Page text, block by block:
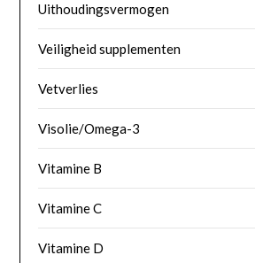
Uithoudingsvermogen
Veiligheid supplementen
Vetverlies
Visolie/Omega-3
Vitamine B
Vitamine C
Vitamine D